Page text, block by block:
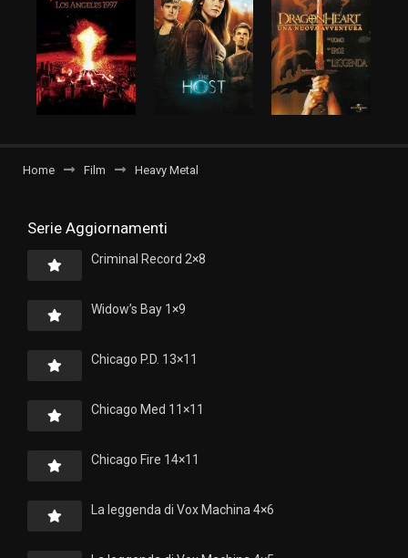
Home Film Heavy Metal
Serie Aggiornamenti
Criminal Record 2×8
Widow’s Bay 1×9
Chicago P.D. 13×11
Chicago Med 11×11
Chicago Fire 14×11
La leggenda di Vox Machina 4×6